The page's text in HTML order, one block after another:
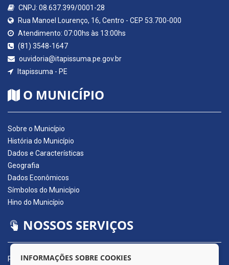
CNPJ: 08.637.399/0001-28
Rua Manoel Lourenço, 16, Centro - CEP 53.700-000
Atendimento: 07:00hs às 13:00hs
(81) 3548-1647
ouvidoria@itapissuma.pe.gov.br
Itapissuma - PE
O MUNICÍPIO
Sobre o Município
História do Município
Dados e Características
Geografia
Dados Econômicos
Símbolos do Município
Hino do Município
NOSSOS SERVIÇOS
Portal da Transparência
INFORMAÇÕES SOBRE COOKIES